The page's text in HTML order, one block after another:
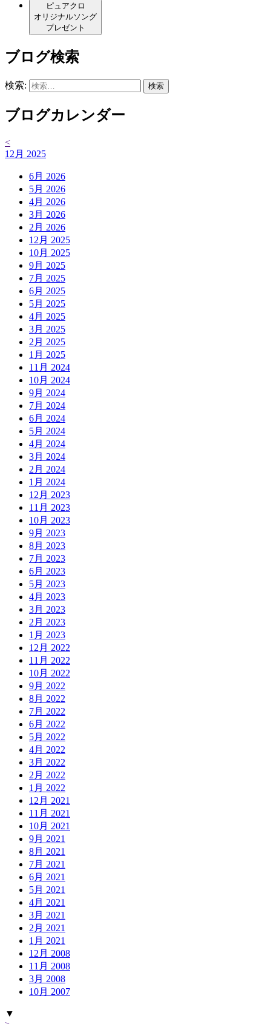
ピュアクロ
オリジナルソング
プレゼント
ブログ検索
検索:
ブログカレンダー
<
12月 2025
6月 2026
5月 2026
4月 2026
3月 2026
2月 2026
12月 2025
10月 2025
9月 2025
7月 2025
6月 2025
5月 2025
4月 2025
3月 2025
2月 2025
1月 2025
11月 2024
10月 2024
9月 2024
7月 2024
6月 2024
5月 2024
4月 2024
3月 2024
2月 2024
1月 2024
12月 2023
11月 2023
10月 2023
9月 2023
8月 2023
7月 2023
6月 2023
5月 2023
4月 2023
3月 2023
2月 2023
1月 2023
12月 2022
11月 2022
10月 2022
9月 2022
8月 2022
7月 2022
6月 2022
5月 2022
4月 2022
3月 2022
2月 2022
1月 2022
12月 2021
11月 2021
10月 2021
9月 2021
8月 2021
7月 2021
6月 2021
5月 2021
4月 2021
3月 2021
2月 2021
1月 2021
12月 2008
11月 2008
3月 2008
10月 2007
▼